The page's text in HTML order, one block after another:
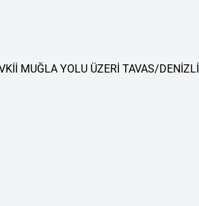
MUĞLA YOLU ÜZERİ TAVAS/DENİZLİ